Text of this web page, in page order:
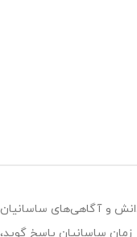
و آگاهی‌های ساسانیان
ساسانیان پاسخ گوید،